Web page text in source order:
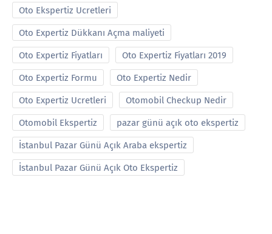
Oto Ekspertiz Ucretleri
Oto Expertiz Dükkanı Açma maliyeti
Oto Expertiz Fiyatları Oto Expertiz Fiyatları 2019
Oto Expertiz Formu Oto Expertiz Nedir
Oto Expertiz Ucretleri Otomobil Checkup Nedir
Otomobil Ekspertiz pazar günü açık oto ekspertiz
İstanbul Pazar Günü Açık Araba ekspertiz
İstanbul Pazar Günü Açık Oto Ekspertiz